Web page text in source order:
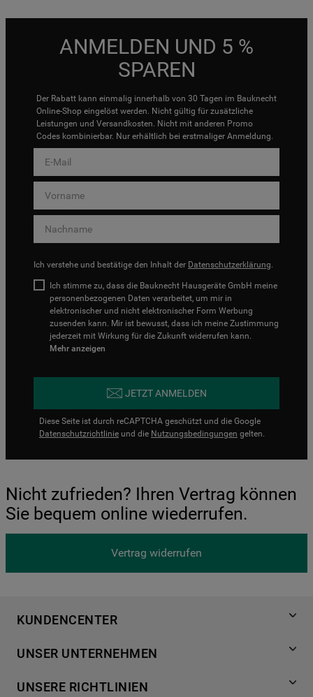
ANMELDEN UND 5 %
SPAREN
Der Rabatt kann einmalig innerhalb von 30 Tagen im Bauknecht
Online-Shop eingelöst werden. Nicht gültig für zusätzliche
Leistungen und Versandkosten. Nicht mit anderen Promo
Codes kombinierbar. Nur erhältlich bei erstmaliger Anmeldung.
Ich verstehe und bestätige den Inhalt der Datenschutzerklärung.
Ich stimme zu, dass die Bauknecht Hausgeräte GmbH meine
personenbezogenen Daten verarbeitet, um mir in
elektronischer und nicht elektronischer Form Werbung
zusenden kann. Mir ist bewusst, dass ich meine Zustimmung
jederzeit mit Wirkung für die Zukunft widerrufen kann.
Mehr anzeigen
JETZT ANMELDEN
Diese Seite ist durch reCAPTCHA geschützt und die Google
Datenschutzrichtlinie und die Nutzungsbedingungen gelten.
Nicht zufrieden? Ihren Vertrag können
Sie bequem online wiederrufen.
Vertrag widerrufen
KUNDENCENTER
Händlersuche
Häufige Fragen
UNSER UNTERNEHMEN
Für Händler
UNSERE RICHTLINIEN